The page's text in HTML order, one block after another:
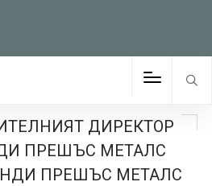
ДИРЕКТОР
ПРЕШЪС МЕТАЛС
ПРЕШЪС МЕТАЛС